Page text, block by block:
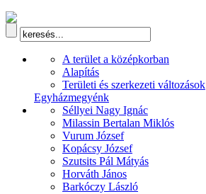
A terület a középkorban
Alapítás
Területi és szerkezeti változások
Egyházmegyénk
Séllyei Nagy Ignác
Milassin Bertalan Miklós
Vurum József
Kopácsy József
Szutsits Pál Mátyás
Horváth János
Barkóczy László